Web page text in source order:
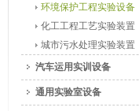
环境保护工程实验设备
化工工程工艺实验装置
城市污水处理实验装置
汽车运用实训设备
通用实验室设备